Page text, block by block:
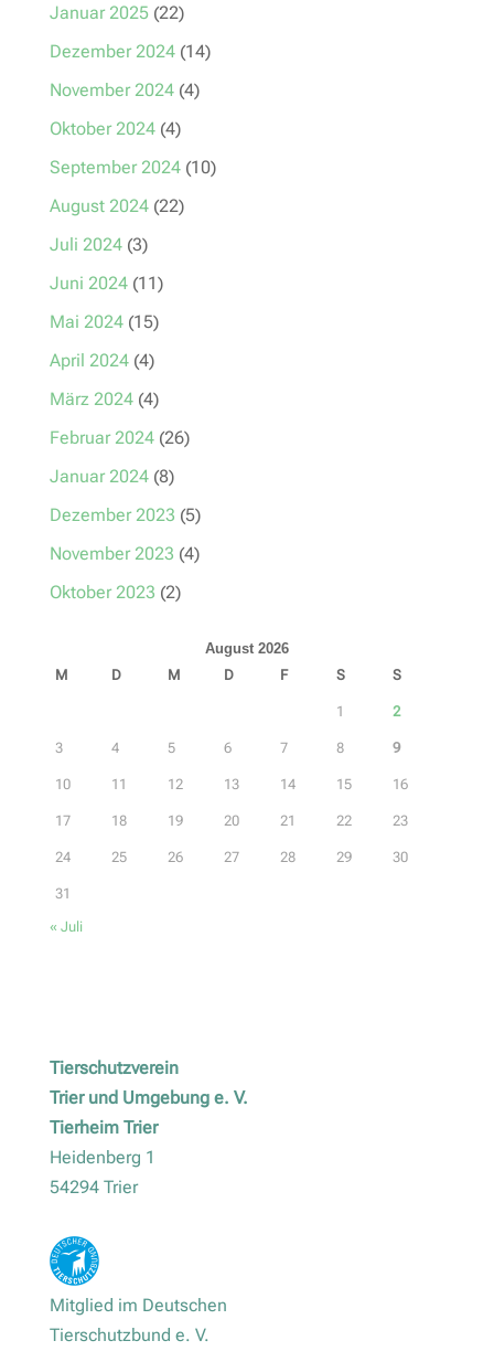
Januar 2025(22)
Dezember 2024(14)
November 2024(4)
Oktober 2024(4)
September 2024(10)
August 2024(22)
Juli 2024(3)
Juni 2024(11)
Mai 2024(15)
April 2024(4)
März 2024(4)
Februar 2024(26)
Januar 2024(8)
Dezember 2023 (5)
November 2023 (4)
Oktober 2023 (2)
August 2026
M
D M D F S S
1 2
3 4 5 6 7 8 9
10 11 12 13 14 15 16
17 18 19 20 21 22 23
24 25 26 27 28 29 30
31
« Juli
Tierschutzverein
Trier und Umgebung e. V.
Tierheim Trier
Heidenberg 1
54294 Trier
Mitglied im Deutschen
Tierschutzbund e. V.